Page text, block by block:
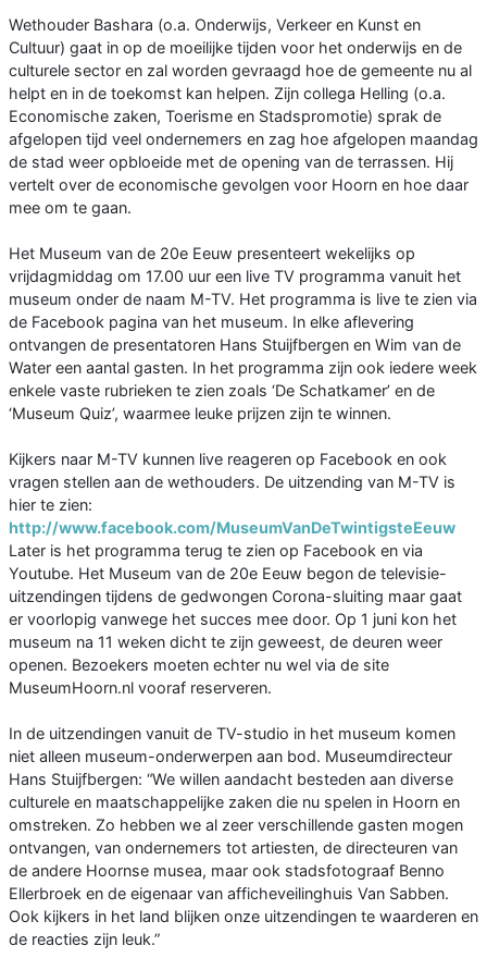
Wethouder Bashara (o.a. Onderwijs, Verkeer en Kunst en
Cultuur) gaat in op de moeilijke tijden voor het onderwijs en de
culturele sector en zal worden gevraagd hoe de gemeente nu al
helpt en in de toekomst kan helpen. Zijn collega Helling (o.a.
Economische zaken, Toerisme en Stadspromotie) sprak de
afgelopen tijd veel ondernemers en zag hoe afgelopen maandag
de stad weer opbloeide met de opening van de terrassen. Hij
vertelt over de economische gevolgen voor Hoorn en hoe daar
mee om te gaan.
Het Museum van de 20e Eeuw presenteert wekelijks op
vrijdagmiddag om 17.00 uur een live TV programma vanuit het
museum onder de naam M-TV. Het programma is live te zien via
de Facebook pagina van het museum. In elke aflevering
ontvangen de presentatoren Hans Stuijfbergen en Wim van de
Water een aantal gasten. In het programma zijn ook iedere week
enkele vaste rubrieken te zien zoals ‘De Schatkamer’ en de
‘Museum Quiz’, waarmee leuke prijzen zijn te winnen.
Kijkers naar M-TV kunnen live reageren op Facebook en ook
vragen stellen aan de wethouders. De uitzending van M-TV is
hier te zien:
http://www.facebook.com/MuseumVanDeTwintigsteEeuw
Later is het programma terug te zien op Facebook en via
Youtube. Het Museum van de 20e Eeuw begon de televisie-
uitzendingen tijdens de gedwongen Corona-sluiting maar gaat
er voorlopig vanwege het succes mee door. Op 1 juni kon het
museum na 11 weken dicht te zijn geweest, de deuren weer
openen. Bezoekers moeten echter nu wel via de site
MuseumHoorn.nl vooraf reserveren.
In de uitzendingen vanuit de TV-studio in het museum komen
niet alleen museum-onderwerpen aan bod. Museumdirecteur
Hans Stuijfbergen: “We willen aandacht besteden aan diverse
culturele en maatschappelijke zaken die nu spelen in Hoorn en
omstreken. Zo hebben we al zeer verschillende gasten mogen
ontvangen, van ondernemers tot artiesten, de directeuren van
de andere Hoornse musea, maar ook stadsfotograaf Benno
Ellerbroek en de eigenaar van afficheveilinghuis Van Sabben.
Ook kijkers in het land blijken onze uitzendingen te waarderen en
de reacties zijn leuk.”